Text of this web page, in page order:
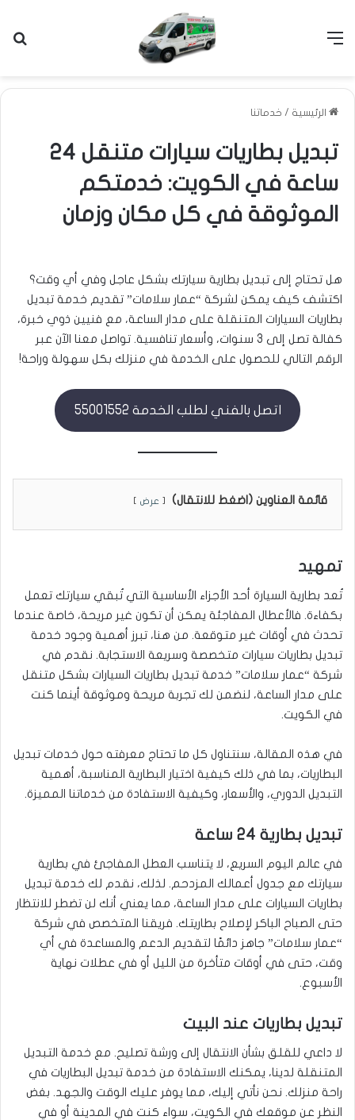
القائمة
الرئيسية / خدماتنا
تبديل بطاريات سيارات متنقل 24
ساعة في الكويت: خدمتكم
الموثوقة في كل مكان وزمان
هل تحتاج إلى تبديل بطارية سيارتك بشكل عاجل وفي أي وقت؟
اكتشف كيف يمكن لشركة “عمار سلامات” تقديم خدمة تبديل
بطاريات السيارات المتنقلة على مدار الساعة، مع فنيين ذوي خبرة،
كفالة تصل إلى 3 سنوات، وأسعار تنافسية. تواصل معنا الآن عبر
الرقم التالي للحصول على الخدمة في منزلك بكل سهولة وراحة!
اتصل بالفني لطلب الخدمة 55001552
قائمة العناوين (اضغط للانتقال) عرض
تمهيد
تُعد بطارية السيارة أحد الأجزاء الأساسية التي تُبقي سيارتك تعمل
بكفاءة. فالأعطال المفاجئة يمكن أن تكون غير مريحة، خاصة عندما
تحدث في أوقات غير متوقعة. من هنا، تبرز أهمية وجود خدمة
تبديل بطاريات سيارات متخصصة وسريعة الاستجابة. نقدم في
شركة “عمار سلامات” خدمة تبديل بطاريات السيارات بشكل متنقل
على مدار الساعة، لنضمن لك تجربة مريحة وموثوقة أينما كنت
في الكويت.
في هذه المقالة، سنتناول كل ما تحتاج معرفته حول خدمات تبديل
البطاريات، بما في ذلك كيفية اختيار البطارية المناسبة، أهمية
التبديل الدوري، والأسعار، وكيفية الاستفادة من خدماتنا المميزة.
تبديل بطارية 24 ساعة
في عالم اليوم السريع، لا يتناسب العطل المفاجئ في بطارية
سيارتك مع جدول أعمالك المزدحم. لذلك، نقدم لك خدمة تبديل
بطاريات السيارات على مدار الساعة، مما يعني أنك لن تضطر للانتظار
حتى الصباح الباكر لإصلاح بطاريتك. فريقنا المتخصص في شركة
“عمار سلامات” جاهز دائمًا لتقديم الدعم والمساعدة في أي
وقت، حتى في أوقات متأخرة من الليل أو في عطلات نهاية
الأسبوع.
تبديل بطاريات عند البيت
لا داعي للقلق بشأن الانتقال إلى ورشة تصليح. مع خدمة التبديل
المتنقلة لدينا، يمكنك الاستفادة من خدمة تبديل البطاريات في
راحة منزلك. نحن نأتي إليك، مما يوفر عليك الوقت والجهد. بغض
النظر عن موقعك في الكويت، سواء كنت في المدينة أو في